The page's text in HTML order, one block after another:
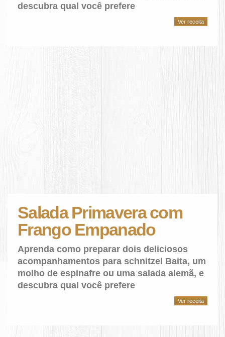
descubra qual você prefere
Ver receita
Salada Primavera com
Frango Empanado
Aprenda como preparar dois deliciosos
acompanhamentos para schnitzel Baita, um
molho de espinafre ou uma salada alemã, e
descubra qual você prefere
Ver receita